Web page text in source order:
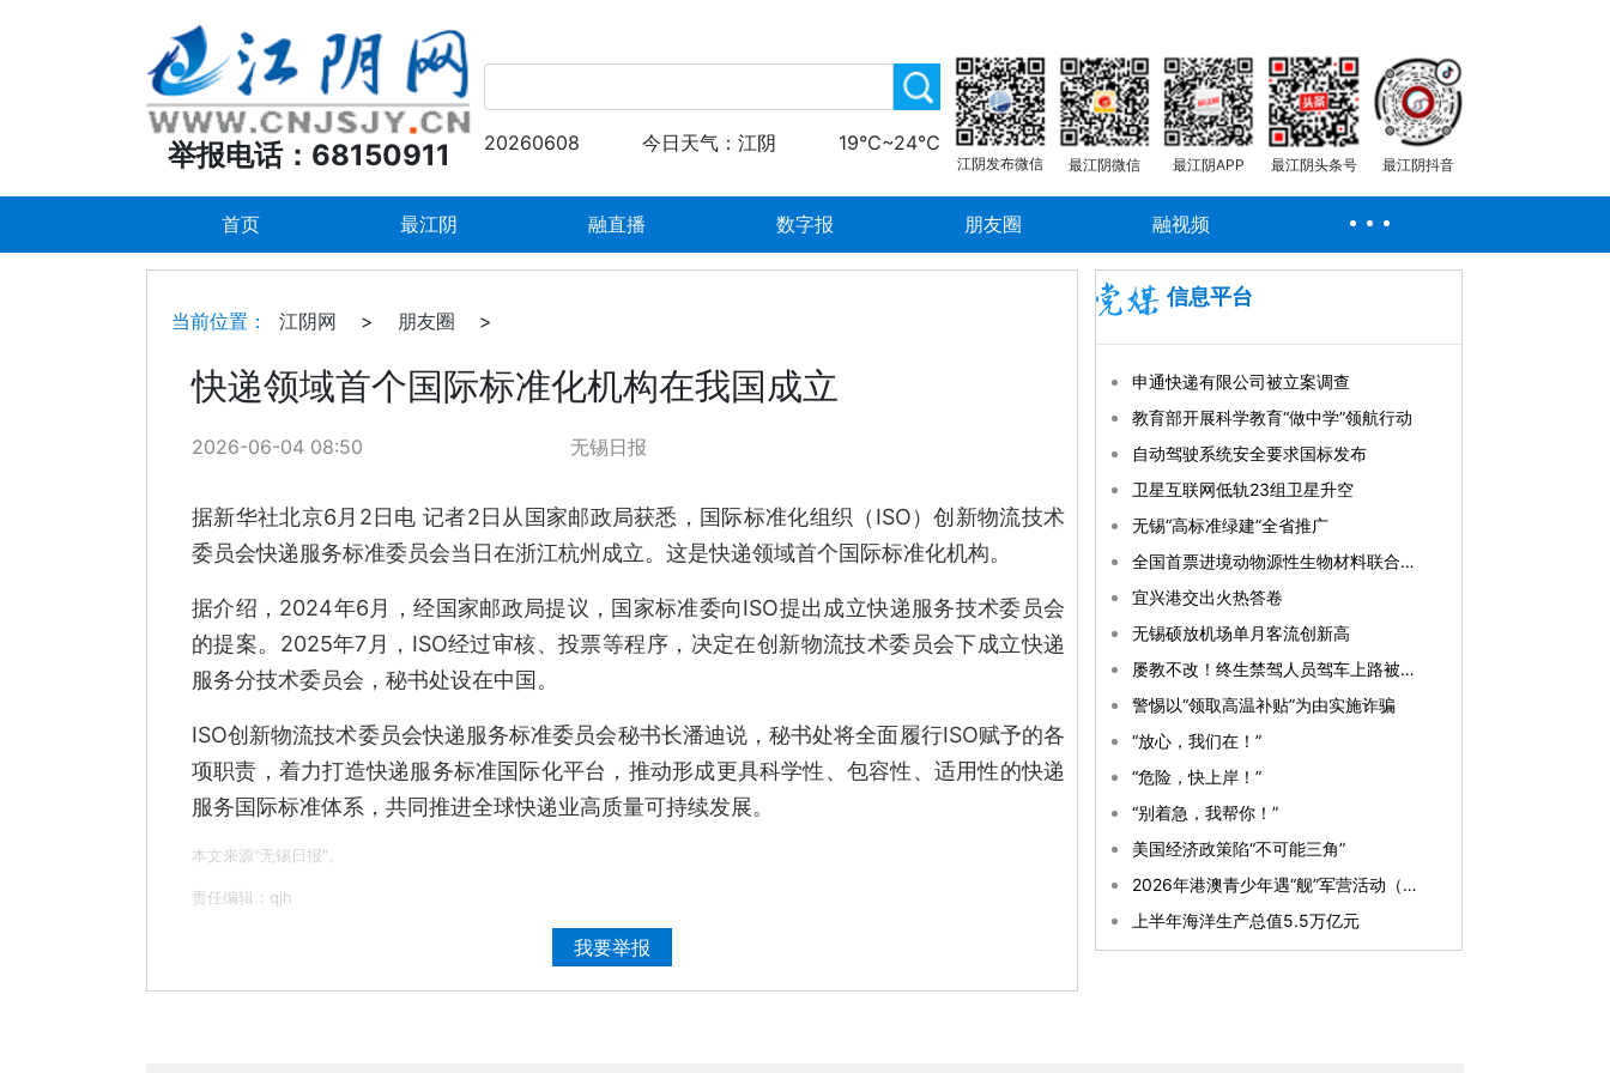
举报电话：68150911 20260608 今日天气：江阴 19℃~24℃
江阴发布微信 最江阴微信 最江阴APP 最江阴头条号 最江阴抖音
首页 最江阴 融直播 数字报 朋友圈 融视频
当前位置： 江阴网 > 朋友圈 >
快递领域首个国际标准化机构在我国成立
2026-06-04 08:50 无锡日报
据新华社北京6月2日电 记者2日从国家邮政局获悉，国际标准化组织（ISO）创新物流技术
委员会快递服务标准委员会当日在浙江杭州成立。这是快递领域首个国际标准化机构。
据介绍，2024年6月，经国家邮政局提议，国家标准委向ISO提出成立快递服务技术委员会
的提案。2025年7月，ISO经过审核、投票等程序，决定在创新物流技术委员会下成立快递
服务分技术委员会，秘书处设在中国。
ISO创新物流技术委员会快递服务标准委员会秘书长潘迪说，秘书处将全面履行ISO赋予的各
项职责，着力打造快递服务标准国际化平台，推动形成更具科学性、包容性、适用性的快递
服务国际标准体系，共同推进全球快递业高质量可持续发展。
本文来源"无锡日报"。
责任编辑：qjh
我要举报
信息平台
申通快递有限公司被立案调查
教育部开展科学教育“做中学”领航行动
自动驾驶系统安全要求国标发布
卫星互联网低轨23组卫星升空
无锡“高标准绿建”全省推广
全国首票进境动物源性生物材料联合监管试点在锡落地
宜兴港交出火热答卷
无锡硕放机场单月客流创新高
屡教不改！终生禁驾人员驾车上路被依法严惩
警惕以“领取高温补贴”为由实施诈骗
“放心，我们在！”
“危险，快上岸！”
“别着急，我帮你！”
美国经济政策陷“不可能三角”
2026年港澳青少年遇“舰”军营活动（湛江）开营
上半年海洋生产总值5.5万亿元